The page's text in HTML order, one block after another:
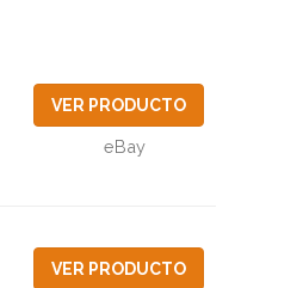
VER PRODUCTO
eBay
VER PRODUCTO